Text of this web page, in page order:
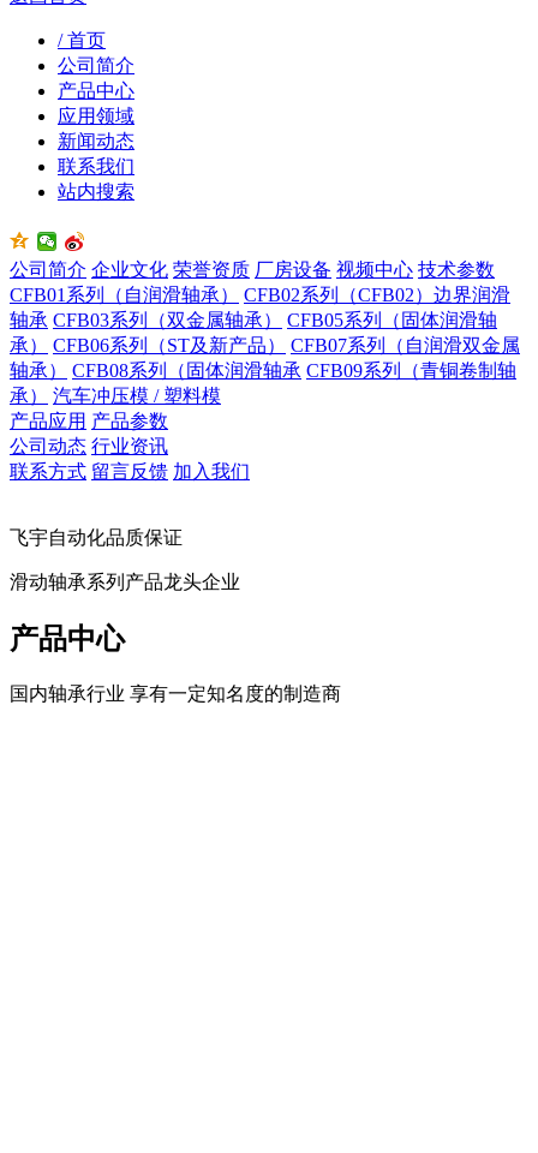
/ 首页
公司简介
产品中心
应用领域
新闻动态
联系我们
站内搜索
公司简介 企业文化 荣誉资质 厂房设备 视频中心 技术参数
CFB01系列（自润滑轴承）
CFB02系列（CFB02）边界润滑
轴承 CFB03系列（双金属轴承）
CFB05系列（固体润滑轴
承）
CFB06系列（ST及新产品）
CFB07系列（自润滑双金属
轴承）
CFB08系列（固体润滑轴承 CFB09系列（青铜卷制轴
承）
汽车冲压模 / 塑料模
产品应用 产品参数
公司动态 行业资讯
联系方式 留言反馈 加入我们
飞宇自动化品质保证
滑动轴承系列产品龙头企业
产品中心
国内轴承行业 享有一定知名度的制造商